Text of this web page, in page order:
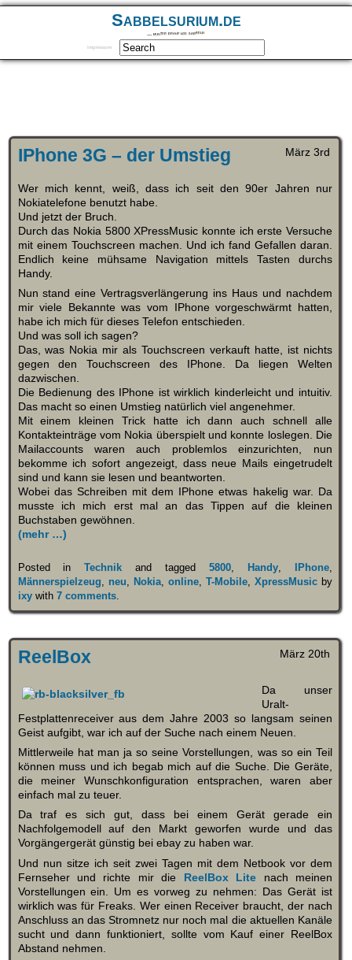
Sabbelsurium.de
… munter drauf los sabbeln
Impressum
März 3rd
IPhone 3G – der Umstieg
Wer mich kennt, weiß, dass ich seit den 90er Jahren nur
Nokiatelefone benutzt habe.
Und jetzt der Bruch.
Durch das Nokia 5800 XPressMusic konnte ich erste Versuche
mit einem Touchscreen machen. Und ich fand Gefallen daran.
Endlich keine mühsame Navigation mittels Tasten durchs
Handy.
Nun stand eine Vertragsverlängerung ins Haus und nachdem
mir viele Bekannte was vom IPhone vorgeschwärmt hatten,
habe ich mich für dieses Telefon entschieden.
Und was soll ich sagen?
Das, was Nokia mir als Touchscreen verkauft hatte, ist nichts
gegen den Touchscreen des IPhone. Da liegen Welten
dazwischen.
Die Bedienung des IPhone ist wirklich kinderleicht und intuitiv.
Das macht so einen Umstieg natürlich viel angenehmer.
Mit einem kleinen Trick hatte ich dann auch schnell alle
Kontakteinträge vom Nokia überspielt und konnte loslegen. Die
Mailaccounts waren auch problemlos einzurichten, nun
bekomme ich sofort angezeigt, dass neue Mails eingetrudelt
sind und kann sie lesen und beantworten.
Wobei das Schreiben mit dem IPhone etwas hakelig war. Da
musste ich mich erst mal an das Tippen auf die kleinen
Buchstaben gewöhnen.
(mehr …)
Posted inTechnik and tagged5800, Handy, IPhone,
Männerspielzeug, neu, Nokia, online, T-Mobile, XpressMusicby
ixywith 7 comments.
März 20th
ReelBox
Da unser
Uralt-
Festplattenreceiver aus dem Jahre 2003 so langsam seinen
Geist aufgibt, war ich auf der Suche nach einem Neuen.
Mittlerweile hat man ja so seine Vorstellungen, was so ein Teil
können muss und ich begab mich auf die Suche. Die Geräte,
die meiner Wunschkonfiguration entsprachen, waren aber
einfach mal zu teuer.
Da traf es sich gut, dass bei einem Gerät gerade ein
Nachfolgemodell auf den Markt geworfen wurde und das
Vorgängergerät günstig bei ebay zu haben war.
Und nun sitze ich seit zwei Tagen mit dem Netbook vor dem
Fernseher und richte mir die ReelBox Lite nach meinen
Vorstellungen ein. Um es vorweg zu nehmen: Das Gerät ist
wirklich was für Freaks. Wer einen Receiver braucht, der nach
Anschluss an das Stromnetz nur noch mal die aktuellen Kanäle
sucht und dann funktioniert, sollte vom Kauf einer ReelBox
Abstand nehmen.